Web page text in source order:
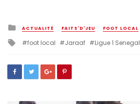
Posted
in
ACTUALITÉ FAITS'D'JEU FOOT LOCAL
Tagged
foot local Jaraaf Ligue 1 Senegal